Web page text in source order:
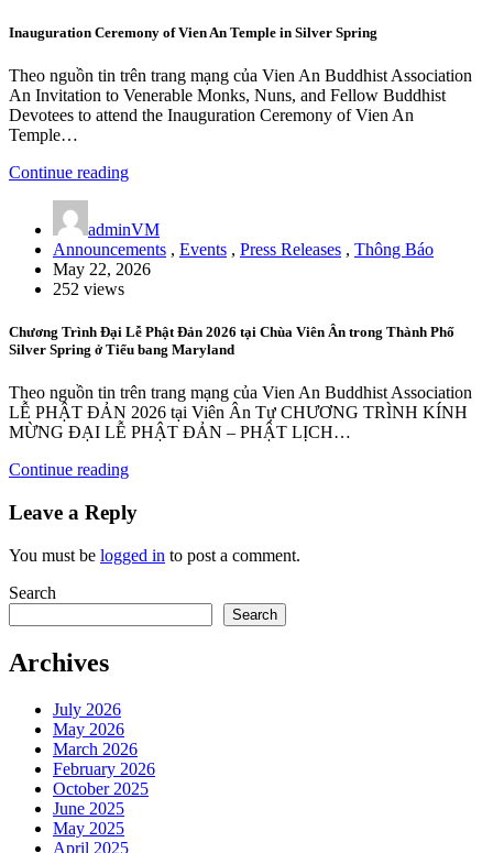
Inauguration Ceremony of Vien An Temple in Silver Spring
Theo nguồn tin trên trang mạng của Vien An Buddhist Association
An Invitation to Venerable Monks, Nuns, and Fellow Buddhist
Devotees to attend the Inauguration Ceremony of Vien An
Temple…
Continue reading
adminVM
Announcements , Events , Press Releases , Thông Báo
May 22, 2026
252 views
Chương Trình Đại Lễ Phật Đản 2026 tại Chùa Viên Ân trong Thành Phố
Silver Spring ở Tiểu bang Maryland
Theo nguồn tin trên trang mạng của Vien An Buddhist Association
LỄ PHẬT ĐẢN 2026 tại Viên Ân Tự CHƯƠNG TRÌNH KÍNH
MỪNG ĐẠI LỄ PHẬT ĐẢN – PHẬT LỊCH…
Continue reading
Leave a Reply
You must be logged in to post a comment.
Search
Search
Archives
July 2026
May 2026
March 2026
February 2026
October 2025
June 2025
May 2025
April 2025